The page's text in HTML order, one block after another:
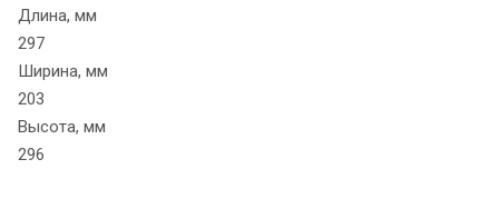
Длина, мм
297
Ширина, мм
203
Высота, мм
296